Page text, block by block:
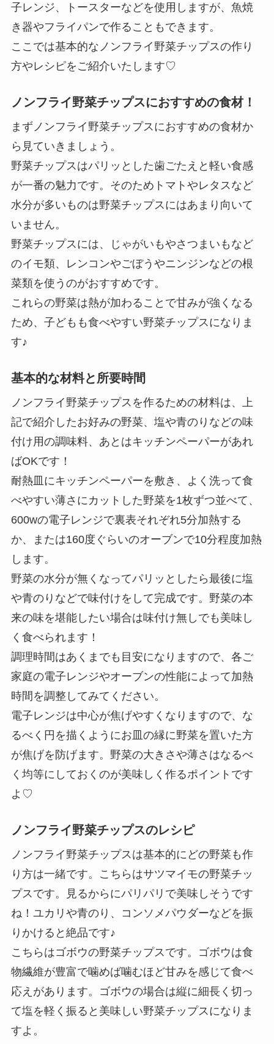
子レンジ、トースターなどを使用しますが、魚焼
き器やフライパンで作ることもできます。
ここでは基本的なノンフライ野菜チップスの作り
方やレシピをご紹介いたします♡
ノンフライ野菜チップスにおすすめの食材！
まずノンフライ野菜チップスにおすすめの食材か
ら見ていきましょう。
野菜チップスはパリッとした歯ごたえと軽い食感
が一番の魅力です。そのためトマトやレタスなど
水分が多いものは野菜チップスにはあまり向いて
いません。
野菜チップスには、じゃがいもやさつまいもなど
のイモ類、レンコンやごぼうやニンジンなどの根
菜類を使うのがおすすめです。
これらの野菜は熱が加わることで甘みが強くなる
ため、子どもも食べやすい野菜チップスになりま
す♪
基本的な材料と所要時間
ノンフライ野菜チップスを作るための材料は、上
記で紹介したお好みの野菜、塩や青のりなどの味
付け用の調味料、あとはキッチンペーパーがあれ
ばOKです！
耐熱皿にキッチンペーパーを敷き、よく洗って食
べやすい薄さにカットした野菜を1枚ずつ並べて、
600wの電子レンジで裏表それぞれ5分加熱する
か、または160度ぐらいのオーブンで10分程度加熱
します。
野菜の水分が無くなってパリッとしたら最後に塩
や青のりなどで味付けをして完成です。野菜の本
来の味を堪能したい場合は味付け無しでも美味し
く食べられます！
調理時間はあくまでも目安になりますので、各ご
家庭の電子レンジやオーブンの性能によって加熱
時間を調整してみてください。
電子レンジは中心が焦げやすくなりますので、な
るべく円を描くようにお皿の縁に野菜を置いた方
が焦げを防げます。野菜の大きさや薄さはなるべ
く均等にしておくのが美味しく作るポイントです
よ♡
ノンフライ野菜チップスのレシピ
ノンフライ野菜チップスは基本的にどの野菜も作
り方は一緒です。こちらはサツマイモの野菜チッ
プスです。見るからにパリパリで美味しそうです
ね！ユカリや青のり、コンソメパウダーなどを振
りかけると絶品です♪
こちらはゴボウの野菜チップスです。ゴボウは食
物繊維が豊富で噛めば噛むほど甘みを感じて食べ
応えがあります。ゴボウの場合は縦に細長く切っ
て塩を軽く振ると美味しい野菜チップスになりま
すよ。